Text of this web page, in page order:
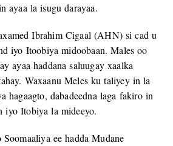
ayaa la isugu darayaa.
Ibrahim Cigaal (AHN) si cad u
iyo Itoobiya midoobaan. Males oo
ayaa haddana saluugay xaalka
Waxaanu Meles ku taliyey in la
hagaagto, dabadeedna laga fakiro in
iyo Itobiya la mideeyo.
ee hadda Mudane